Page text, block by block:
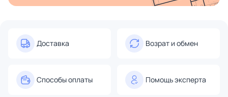
Доставка Возрат и обмен
Способы оплаты Помощь эксперта